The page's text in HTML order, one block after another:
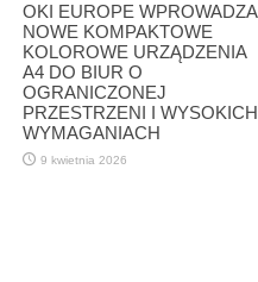
OKI EUROPE WPROWADZA
NOWE KOMPAKTOWE
KOLOROWE URZĄDZENIA
A4 DO BIUR O
OGRANICZONEJ
PRZESTRZENI I WYSOKICH
WYMAGANIACH
9 kwietnia 2026